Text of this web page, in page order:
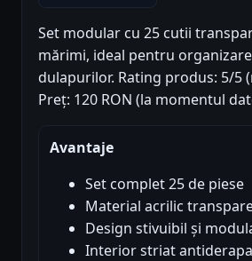
Set modular cu 25 cutii
mărimi, ideal pentru
dulapurilor. Rating produs: 5/5
Preț: 120 RON (la momentul
Avantaje
Set complet 25 de piese
Material acrilic
Design stivuibil și
Interior striat